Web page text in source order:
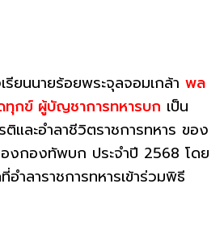
ยนนายร้อยพระจุลจอมเกล้า พล
กข์ ผู้บัญชาการทหารบก เป็น
ติและอำลาชีวิตราชการทหาร ของ
งกองทัพบก ประจำปี 2568 โดย
ำลาราชการทหารเข้าร่วมพิธี